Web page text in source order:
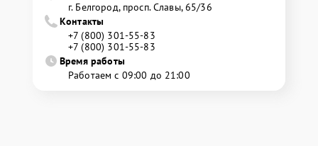
г. Белгород, просп. Славы, 65/36
Контакты
+7 (800) 301-55-83
+7 (800) 301-55-83
Время работы
Работаем с 09:00 до 21:00